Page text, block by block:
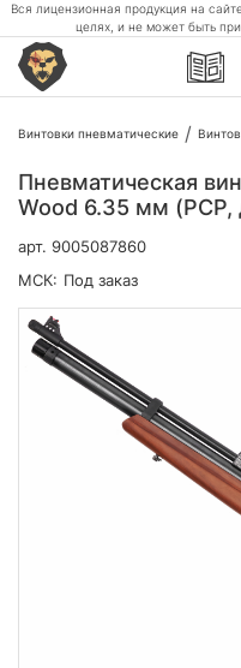
Вся лицензионная продукция на
целях, и не может быть
Винтовки пневматические
Пневматическая
Wood 6.35 мм (PCP,
арт. 9005087860
МСК: Под заказ